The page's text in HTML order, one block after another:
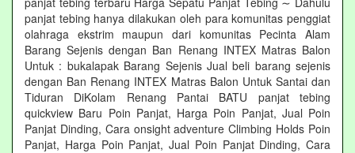
panjat tebing hanya dilakukan oleh para komunitas penggiat
olahraga ekstrim maupun dari komunitas Pecinta Alam
Barang Sejenis dengan Ban Renang INTEX Matras Balon
Untuk : bukalapak Barang Sejenis Jual beli barang sejenis
dengan Ban Renang INTEX Matras Balon Untuk Santai dan
Tiduran DiKolam Renang Pantai BATU panjat tebing
quickview Baru Poin Panjat, Harga Poin Panjat, Jual Poin
Panjat Dinding, Cara onsight adventure Climbing Holds Poin
Panjat, Harga Poin Panjat, Jual Poin Panjat Dinding, Cara